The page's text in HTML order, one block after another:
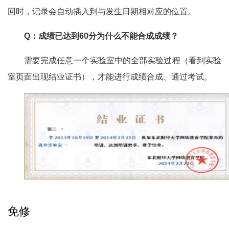
回时，记录会自动插入到与发生日期相对应的位置。
Q：成绩已达到60分为什么不能合成成绩？
需要完成任意一个实验室中的全部实验过程（看到实验
室页面出现结业证书），才能进行成绩合成、通过考试。
免修